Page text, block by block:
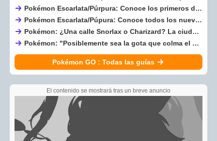
Pokémon Escarlata/Púrpura: Conoce los primeros detalles acerca del DLC gratuito que llegará en enero para finalizar la aventura en el Área Cero
Pokémon Escarlata/Púpura: Conoce todos los nuevos pokes que llegan en Disco Indigo el nuevo DLC del juego
Pokémon: ¿Una calle Snorlax o Charizard? La ciudad de tus sueños es real
Pokémon: "Posiblemente sea la gota que colma el vaso", los jugadores, disgustados por este nuevo rumor
Pokémon GO : Todas las guías